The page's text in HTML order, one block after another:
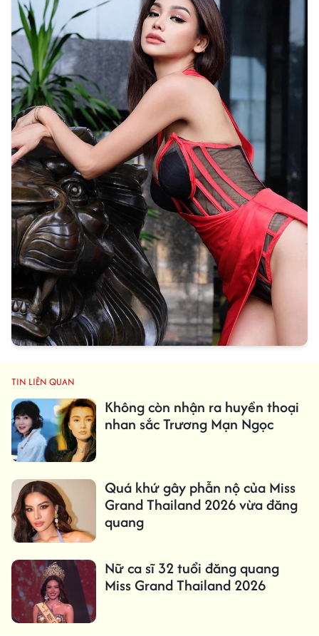
TIN LIÊN QUAN
Không còn nhận ra huyền thoại
nhan sắc Trương Mạn Ngọc
Quá khứ gây phẫn nộ của Miss
Grand Thailand 2026 vừa đăng
quang
Nữ ca sĩ 32 tuổi đăng quang
Miss Grand Thailand 2026